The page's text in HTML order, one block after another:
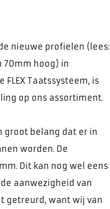
nieuwe profielen (lees:
70mm hoog) in
Taatssysteem, is
op ons assortiment.
groot belang dat er in
worden. De
Dit kan nog wel eens
aanwezigheid van
getreurd, want wij van